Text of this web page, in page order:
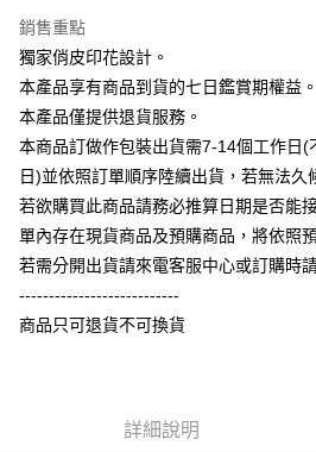
全盈+PAY
大哥付你分期
相關說明
1.本服務由台灣大哥大提供，台灣大哥大用
2.付款方式選擇「大哥付你分期」，訂單成立
流程，驗證手機門號後，選擇欲分期的期數
成交易。
3.實際核准額度、可分期數及費用金額請依
4.訂單成立30分鐘內，如未前往確認交易或遇
【繳款方式說明】
AFTEE先享後付
相關說明
【關於「AFTEE先享後付」】
AFTEE先享後付是「在收到商品之後才付款
１．簡單：不需註冊會員、不需綁卡、不需
２．便利：只要手機號碼，簡訊認證，即可結
３．安心：先確認商品／服務後，再付款。
２．訂單成立數日內，您將收到繳費通知簡訊
３．收到繳費通知簡訊後14天內，點擊此簡
ATM付款
全家付款取貨
每筆NT$60，滿NT$899(含以上)免運費
銷售重點
獨家俏皮印花設計。
本產品享有商品到貨的七日鑑賞期權益。
本產品僅提供退貨服務。
本商品訂做作包裝出貨需7-14個工作日(
日)並依照訂單順序陸續出貨，若無法久
若欲購買此商品請務必推算日期是否能
單內存在現貨商品及預購商品，將依照
若需分開出貨請來電客服中心或訂購時
---------------------------
商品只可退貨不可換貨
詳細說明